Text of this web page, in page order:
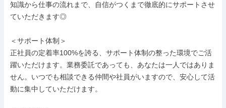
知識から仕事の流れまで、自信がつくまで徹底的にサポートさせ
ていただきます◎
＜サポート体制＞
正社員の定着率100%を誇る、サポート体制の整った環境でご活
躍いただけます。業務委託であっても、あなたは一人ではありま
せん。いつでも相談できる仲間や社員がいますので、安心して活
動に集中していただけます。